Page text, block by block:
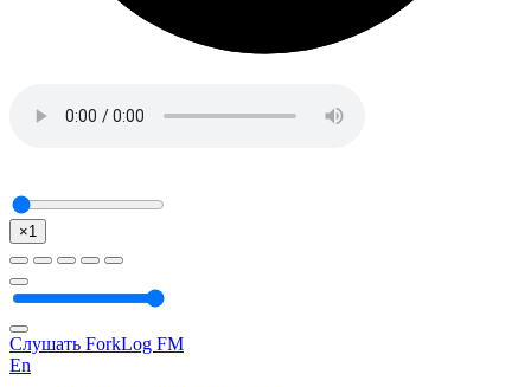
×1
Слушать ForkLog FM
En